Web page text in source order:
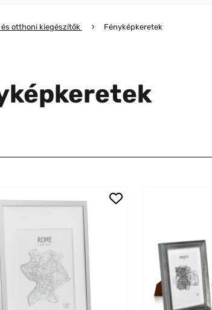
otthoni kiegészítők Fényképkeretek